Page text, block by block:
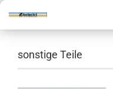
sonstige Teile